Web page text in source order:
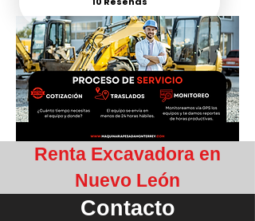
Renta Excavadora en
Nuevo León
Contacto